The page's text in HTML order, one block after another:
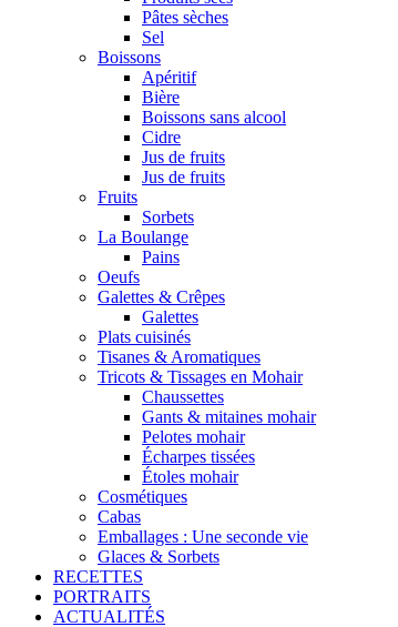
Pâtes sèches
Sel
Boissons
Apéritif
Bière
Boissons sans alcool
Cidre
Jus de fruits
Jus de fruits
Fruits
Sorbets
La Boulange
Pains
Oeufs
Galettes & Crêpes
Galettes
Plats cuisinés
Tisanes & Aromatiques
Tricots & Tissages en Mohair
Chaussettes
Gants & mitaines mohair
Pelotes mohair
Écharpes tissées
Étoles mohair
Cosmétiques
Cabas
Emballages : Une seconde vie
Glaces & Sorbets
RECETTES
PORTRAITS
ACTUALITÉS